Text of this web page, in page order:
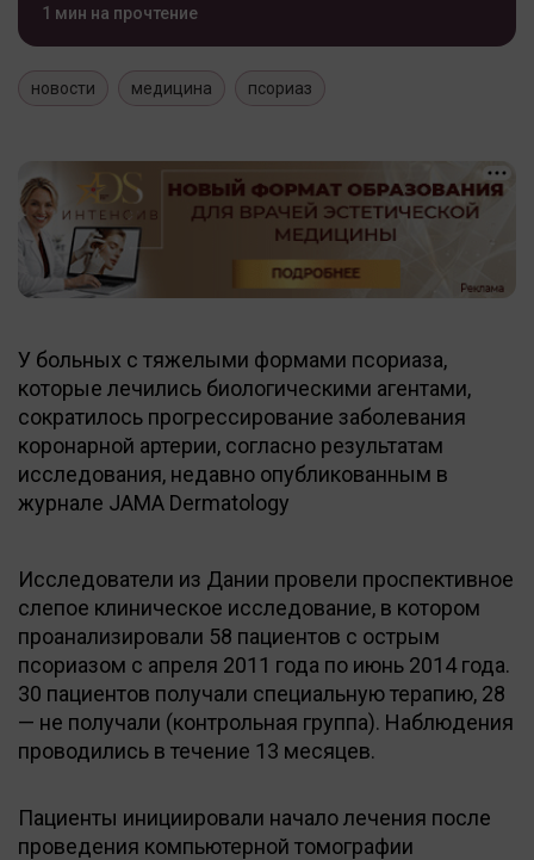
1 мин на прочтение
новости медицина псориаз
У больных с тяжелыми формами псориаза,
которые лечились биологическими агентами,
сократилось прогрессирование заболевания
коронарной артерии, согласно результатам
исследования, недавно опубликованным в
журнале JAMA Dermatology
Исследователи из Дании провели проспективное
слепое клиническое исследование, в котором
проанализировали 58 пациентов с острым
псориазом с апреля 2011 года по июнь 2014 года.
30 пациентов получали специальную терапию, 28
— не получали (контрольная группа). Наблюдения
проводились в течение 13 месяцев.
Пациенты инициировали начало лечения после
проведения компьютерной томографии